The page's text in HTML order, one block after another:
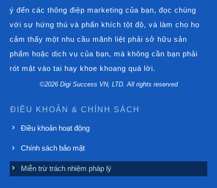
ý đến các thông điệp marketing của bạn, đọc chúng
với sự hứng thú và phấn khích tột độ, và làm cho họ
cảm thấy một nhu cầu mãnh liệt phải sở hữu sản
phẩm hoặc dịch vụ của bạn, mà không cần bạn phải
rót mật vào tai hay khoe khoang quá lời.
©2026Digi Success VN, LTD. All rights reserved
ĐIỀU KHOẢN & CHÍNH SÁCH
Điều khoản hoạt động
Chính sách bảo mật
Miễn trừ trách nhiệm pháp lý